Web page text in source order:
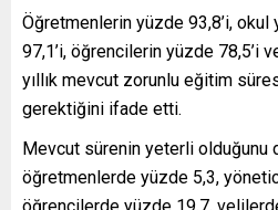
Öğretmenlerin yüzde 93,8’i,
97,1’i, öğrencilerin yüzde 78,5’i
yıllık mevcut zorunlu eğitim
gerektiğini ifade etti.
Mevcut sürenin yeterli olduğunu
öğretmenlerde yüzde 5,3,
öğrencilerde yüzde 19,7,